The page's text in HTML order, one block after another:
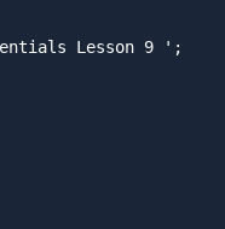
'Essentials Lesson 9 ';